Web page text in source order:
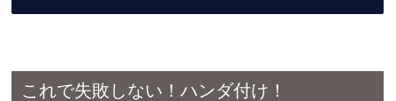
これで失敗しない！ハンダ付け！